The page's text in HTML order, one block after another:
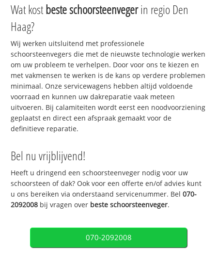
Wat kostbeste schoorsteenvegerin regio Den
Haag?
Wij werken uitsluitend met professionele
schoorsteenvegers die met de nieuwste technologie werken
om uw probleem te verhelpen. Door voor ons te kiezen en
met vakmensen te werken is de kans op verdere problemen
minimaal. Onze servicewagens hebben altijd voldoende
voorraad en kunnen uw dakreparatie vaak meteen
uitvoeren. Bij calamiteiten wordt eerst een noodvoorziening
geplaatst en direct een afspraak gemaakt voor de
definitieve reparatie.
Bel nu vrijblijvend!
Heeft u dringend een schoorsteenveger nodig voor uw
schoorsteen of dak? Ook voor een offerte en/of advies kunt
u ons bereiken via onderstaand servicenummer. Bel070-
2092008 bij vragen over beste schoorsteenveger.
070-2092008